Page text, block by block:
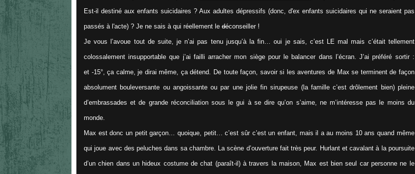
Est-il destiné aux enfants suicidaires ? Aux adultes dépressifs (donc, d'ex enfants suicidaires qui ne seraient pas
passés à l'acte) ? Je ne sais à qui réellement le déconseiller !
Je vous l’avoue tout de suite, je n’ai pas tenu jusqu’à la fin… oui je sais, c’est LE mal mais c’était tellement
colossalement insupportable que j’ai failli arracher mon siège pour le balancer dans l’écran. J’ai préféré sortir :
et -15°, ça calme, je dirai même, ça détend. De toute façon, savoir si les aventures de Max se terminent de façon
absolument bouleversante ou angoissante ou par une jolie fin sirupeuse (la famille c’est drôlement bien) pleine
d’embrassades et de grande réconciliation sous le gui à se dire qu’on s’aime, ne m’intéresse pas le moins du
monde.
Max est donc un petit garçon… quoique, petit… c’est sûr c’est un enfant, mais il a au moins 10 ans quand même
qui joue avec des peluches dans sa chambre. La scène d’ouverture fait très peur. Hurlant et cavalant à la poursuite
d’un chien dans un hideux costume de chat (paraît-il) à travers la maison, Max est bien seul car personne ne le